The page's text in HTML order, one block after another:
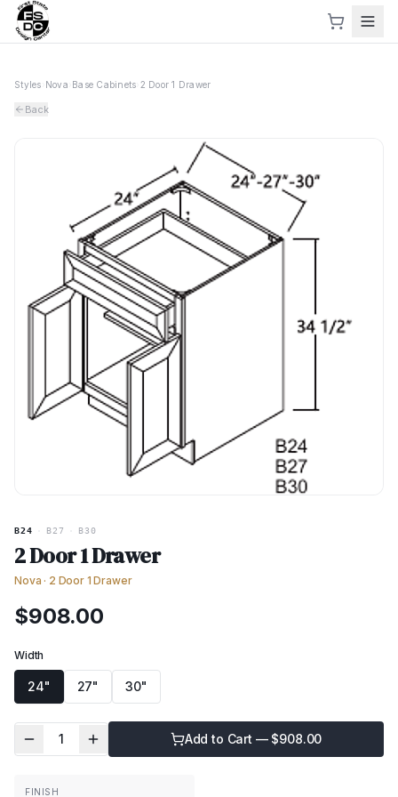
Styles Nova Base Cabinets 2 Door 1 Drawer
Back
B24 B27 B30
2 Door 1 Drawer
Nova · 2 Door 1 Drawer
$908.00
Width
24" 27" 30"
1 Add to Cart — $908.00
FINISH